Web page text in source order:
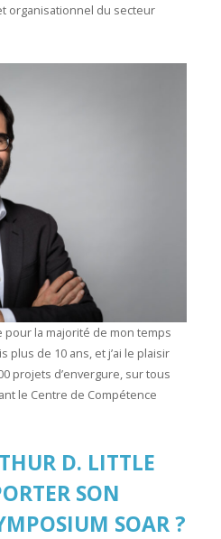
organisationnel du secteur
la majorité de mon temps
plus de 10 ans, et j’ai le plaisir
projets d’envergure, sur tous
le Centre de Compétence
D. LITTLE
SON
SOAR ?